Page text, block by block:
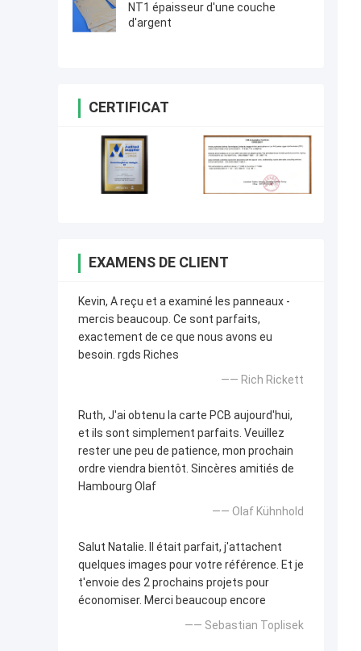
NT1 épaisseur d'une couche
d'argent
CERTIFICAT
EXAMENS DE CLIENT
Kevin, A reçu et a examiné les panneaux -
mercis beaucoup. Ce sont parfaits,
exactement de ce que nous avons eu
besoin. rgds Riches
—— Rich Rickett
Ruth, J'ai obtenu la carte PCB aujourd'hui,
et ils sont simplement parfaits. Veuillez
rester une peu de patience, mon prochain
ordre viendra bientôt. Sincères amitiés de
Hambourg Olaf
—— Olaf Kühnhold
Salut Natalie. Il était parfait, j'attachent
quelques images pour votre référence. Et je
t'envoie des 2 prochains projets pour
économiser. Merci beaucoup encore
—— Sebastian Toplisek